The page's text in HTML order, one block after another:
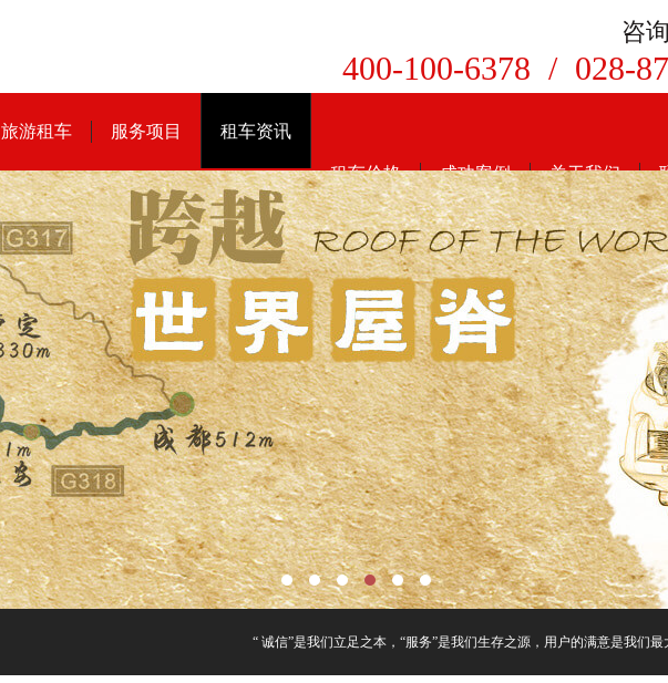
咨
400-100-6378 / 028-
旅游租车 服务项目 租车资讯
租车价格 成功案例 关于我们
“ 诚信”是我们立足之本，“服务”是我们生存之源，用户的满意是我们最大